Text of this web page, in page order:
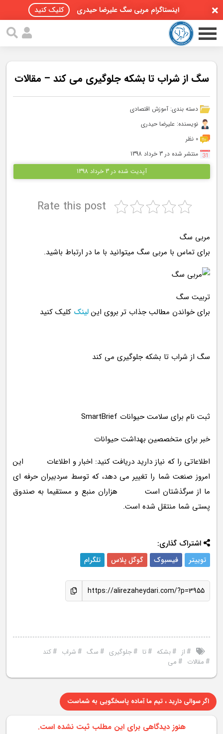
اینستاگرام مربی سگ علیرضا حیدری کلیک کنید
صفحه اصلی
مقالات سگ ها
پادکست سگ ها
سمینار تهران 96
گواهینامه ها
سگ از شراب تا بشکه جلوگیری می کند – مقالات
دسته بندی:آموزش اقتصادی
نویسنده: علیرضا حیدری
0 نظر
منتشر شده در 3 خرداد 1398
آپدیت شده در 3 خرداد 1398
Rate this post
مربی سگ
برای تماس با مربی سگ میتوانید با ما در ارتباط باشید.
تربیت سگ
برای خواندن مطالب جذاب تر بروی اینلینک کلیک کنید
ثبت نام برای سلامت حیوانات SmartBrief
خبر برای متخصصین بهداشت حیوانات
اطلاعاتی را که نیاز دارید دریافت کنید: اخبار و اطلاعات این
امروز صنعت شما را تغییر می دهد، که توسط سردبیران حرفه ای
ما از سرگذشتان است هزاران منبع و مستقیما به صندوق
پستی شما منتقل شده است.
اشتراک گذاری:
توییتر فیسبوک گوگل پلاس تلگرام
https://alirezaheydari.com/?p=3955
#از #بشکه #تا #جلوگیری #سگ #شراب #کند
#مقالات #می
اگر سوالی دارید ، تیم ما آماده پاسخگویی به شماست
هنوز دیدگاهی برای این مطلب ثبت نشده است.